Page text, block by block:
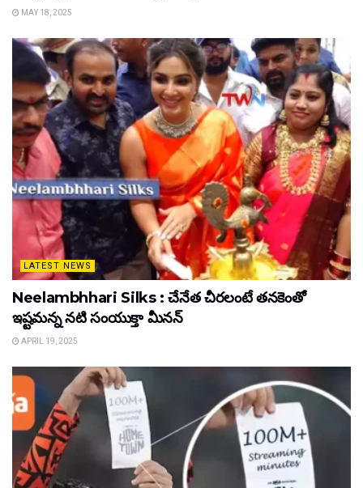
MAY 18, 2025
LATEST NEWS
Neelambhhari Silks : చేనేత చీరలంటే తనకెంతో
ఇష్టమన్న నటి సంయుక్తా మీనన్‌
APRIL 19, 2025